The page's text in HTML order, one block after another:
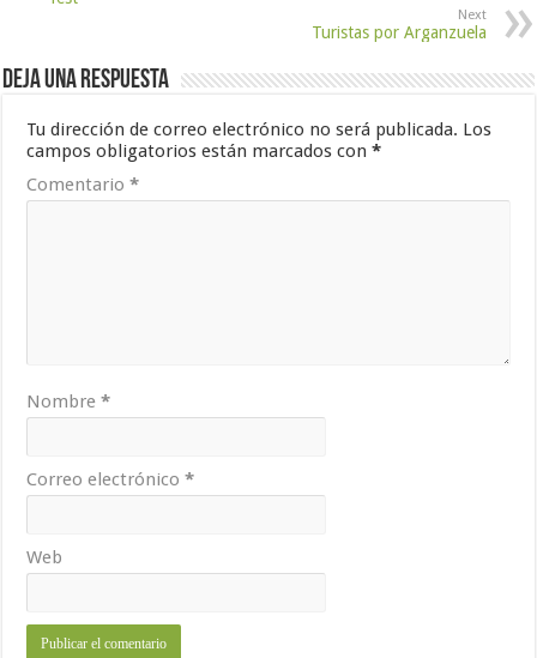
Next
Turistas por Arganzuela
Deja una respuesta
Tu dirección de correo electrónico no será publicada. Los
campos obligatorios están marcados con*
Comentario*
Nombre*
Correo electrónico*
Web